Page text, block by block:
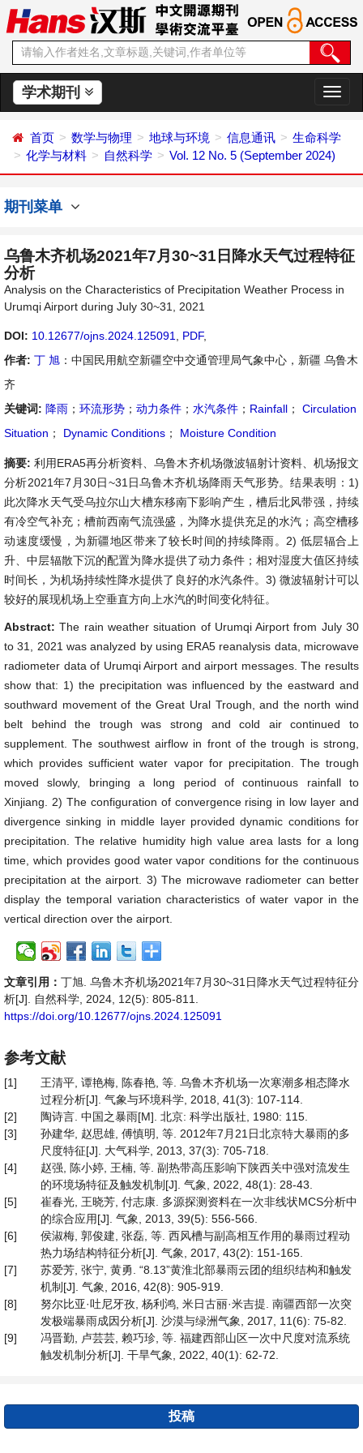
学术期刊
切
换
航
首页 数学与物理 地球与环境 信息通讯
生命科学
化学与材料
自然科学 Vol. 12 No. 5 (September 2024)
期刊菜单
乌鲁木齐机场2021年7月30~31日降水天气过程特征
分析
Analysis on the Characteristics of Precipitation Weather Process in
Urumqi Airport during July 30~31, 2021
DOI: 10.12677/ojns.2024.125091 PDF,
作者: 丁 旭 ：中国民用航空新疆空中交通管理局气象中心，新疆 乌鲁木
齐
关键词: 降雨 ； 环流形势 ； 动力条件 ； 水汽条件 ； Rainfall ；
Circulation
Situation ； Dynamic Conditions ； Moisture Condition
摘要:利用ERA5再分析资料、乌鲁木齐机场微波辐射计资料、机场报文
分析2021年7月30日~31日乌鲁木齐机场降雨天气形势。结果表明：1)
此次降水天气受乌拉尔山大槽东移南下影响产生，槽后北风带强，持续
有冷空气补充；槽前西南气流强盛，为降水提供充足的水汽；高空槽移
动速度缓慢，为新疆地区带来了较长时间的持续降雨。2) 低层辐合上
升、中层辐散下沉的配置为降水提供了动力条件；相对湿度大值区持续
时间长，为机场持续性降水提供了良好的水汽条件。3) 微波辐射计可以
较好的展现机场上空垂直方向上水汽的时间变化特征。
Abstract:The rain weather situation of Urumqi Airport from July 30
to 31, 2021 was analyzed by using ERA5 reanalysis data, microwave
radiometer data of Urumqi Airport and airport messages. The results
show that: 1) the precipitation was influenced by the eastward and
southward movement of the Great Ural Trough, and the north wind
belt behind the trough was strong and cold air continued to
supplement. The southwest airflow in front of the trough is strong,
which provides sufficient water vapor for precipitation. The trough
moved slowly, bringing a long period of continuous rainfall to
Xinjiang. 2) The configuration of convergence rising in low layer and
divergence sinking in middle layer provided dynamic conditions for
precipitation. The relative humidity high value area lasts for a long
time, which provides good water vapor conditions for the continuous
precipitation at the airport. 3) The microwave radiometer can better
display the temporal variation characteristics of water vapor in the
vertical direction over the airport.
文章引用： 丁旭. 乌鲁木齐机场2021年7月30~31日降水天气过程特征分
析[J]. 自然科学, 2024, 12(5): 805-811.
https://doi.org/10.12677/ojns.2024.125091
参考文献
[1]
王清平, 谭艳梅, 陈春艳, 等. 乌鲁木齐机场一次寒潮多相态降水
过程分析[J]. 气象与环境科学, 2018, 41(3): 107-114.
[2]
陶诗言. 中国之暴雨[M]. 北京: 科学出版社, 1980: 115.
[3]
孙建华, 赵思雄, 傅慎明, 等. 2012年7月21日北京特大暴雨的多
尺度特征[J]. 大气科学, 2013, 37(3): 705-718.
[4]
赵强, 陈小婷, 王楠, 等. 副热带高压影响下陕西关中强对流发生
的环境场特征及触发机制[J]. 气象, 2022, 48(1): 28-43.
[5]
崔春光, 王晓芳, 付志康. 多源探测资料在一次非线状MCS分析中
的综合应用[J]. 气象, 2013, 39(5): 556-566.
[6]
侯淑梅, 郭俊建, 张磊, 等. 西风槽与副高相互作用的暴雨过程动
热力场结构特征分析[J]. 气象, 2017, 43(2): 151-165.
[7]
苏爱芳, 张宁, 黄勇. “8.13”黄淮北部暴雨云团的组织结构和触发
机制[J]. 气象, 2016, 42(8): 905-919.
[8]
努尔比亚·吐尼牙孜, 杨利鸿, 米日古丽·米吉提. 南疆西部一次突
发极端暴雨成因分析[J]. 沙漠与绿洲气象, 2017, 11(6): 75-82.
[9]
冯晋勤, 卢芸芸, 赖巧珍, 等. 福建西部山区一次中尺度对流系统
触发机制分析[J]. 干旱气象, 2022, 40(1): 62-72.
投稿